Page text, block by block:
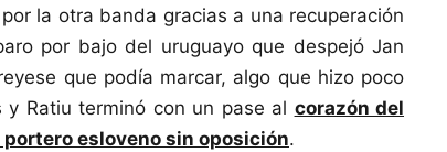
la otra banda gracias a una recuperación
por bajo del uruguayo que despejó Jan
que podía marcar, algo que hizo poco
Ratiu terminó con un pase al corazón del
esloveno sin oposición.